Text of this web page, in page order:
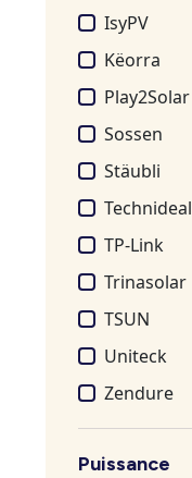
IsyPV
Këorra
Play2Solar
Sossen
Stäubli
Technideal
TP-Link
Trinasolar
TSUN
Uniteck
Zendure
Puissance